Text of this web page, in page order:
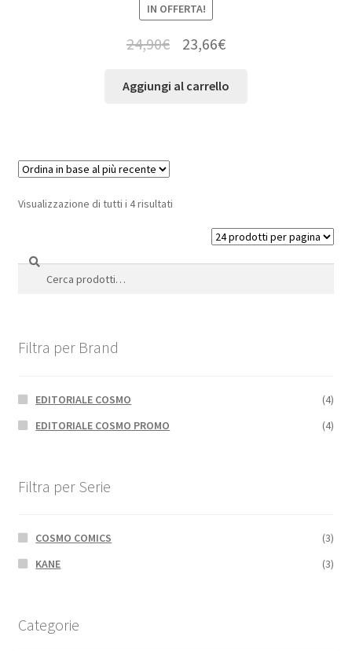
IN OFFERTA!
24,90€ 23,66€
Aggiungi al carrello
Visualizzazione di tutti i 4 risultati
Cerca:
Cerca
Filtra per Brand
EDITORIALE COSMO
(4)
EDITORIALE COSMO PROMO
(4)
Filtra per Serie
COSMO COMICS
(3)
KANE
(3)
Categorie